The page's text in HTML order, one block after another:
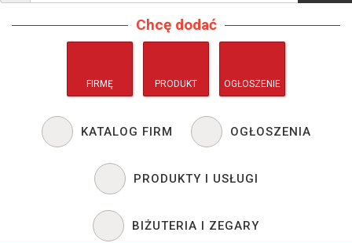
Chcę dodać
FIRMĘ PRODUKT OGŁOSZENIE
KATALOG FIRM OGŁOSZENIA
PRODUKTY I USŁUGI
BIŻUTERIA I ZEGARY